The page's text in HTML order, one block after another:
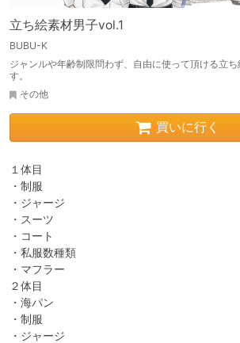
立ち絵素材男子vol.1
BUBU-K
ジャンルや年齢制限問わず、自由に使って頂ける立
す。
その他
買いに行く
１体目
・制服
・ジャージ
・スーツ
・コート
・私服数種類
・マフラー
２体目
・海パン
・制服
・ジャージ